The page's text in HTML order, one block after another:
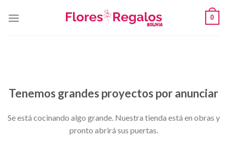
0
Tenemos grandes proyectos por anunciar
Se está cocinando algo grande. Nuestra tienda está en obras y
pronto abrirá sus puertas.